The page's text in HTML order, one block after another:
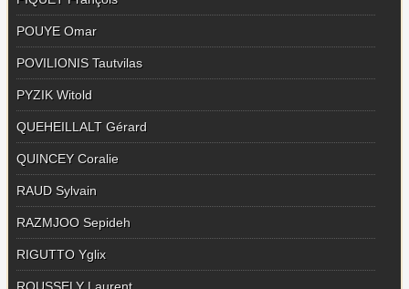
POUYE Omar
POVILIONIS Tautvilas
PYZIK Witold
QUEHEILLALT Gérard
QUINCEY Coralie
RAUD Sylvain
RAZMJOO Sepideh
RIGUTTO Yglix